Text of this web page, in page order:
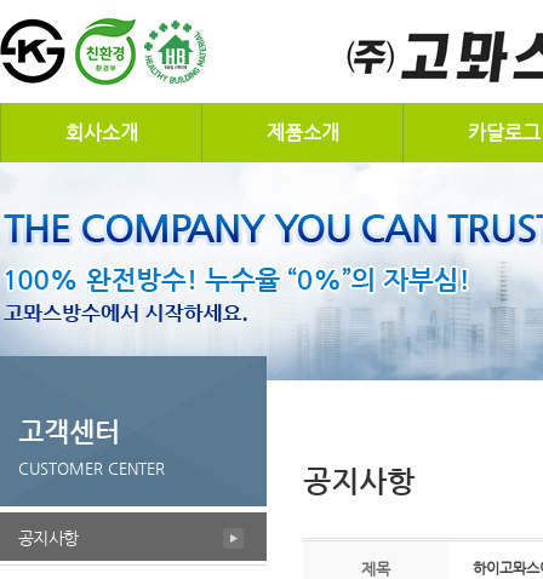
회사소개 제품소개 카달로그
고객센터
CUSTOMER CENTER
공지사항
공지사항
제목 하이고뫄